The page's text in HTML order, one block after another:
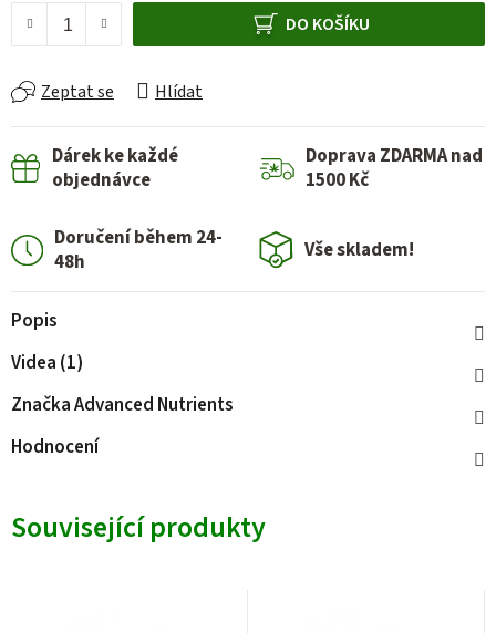
DO KOŠÍKU
Zeptat se Hlídat
Dárek ke každé
objednávce
Doprava ZDARMA nad
1500 Kč
Doručení během 24-
48h
Vše skladem!
Popis
Videa (1)
ZnačkaAdvanced Nutrients
Hodnocení
Související produkty